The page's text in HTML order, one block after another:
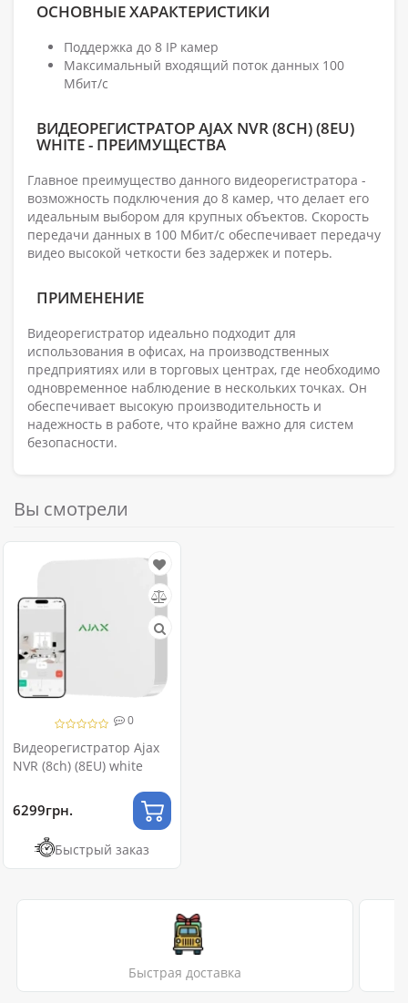
ОСНОВНЫЕ ХАРАКТЕРИСТИКИ
Поддержка до 8 IP камер
Максимальный входящий поток данных 100
Мбит/с
ВИДЕОРЕГИСТРАТОР AJAX NVR (8CH) (8EU)
WHITE - ПРЕИМУЩЕСТВА
Главное преимущество данного видеорегистратора -
возможность подключения до 8 камер, что делает его
идеальным выбором для крупных объектов. Скорость
передачи данных в 100 Мбит/с обеспечивает передачу
видео высокой четкости без задержек и потерь.
ПРИМЕНЕНИЕ
Видеорегистратор идеально подходит для
использования в офисах, на производственных
предприятиях или в торговых центрах, где необходимо
одновременное наблюдение в нескольких точках. Он
обеспечивает высокую производительность и
надежность в работе, что крайне важно для систем
безопасности.
Вы смотрели
0
Видеорегистратор Ajax
NVR (8ch) (8EU) white
6299грн.
Быстрый заказ
Быстрая доставка